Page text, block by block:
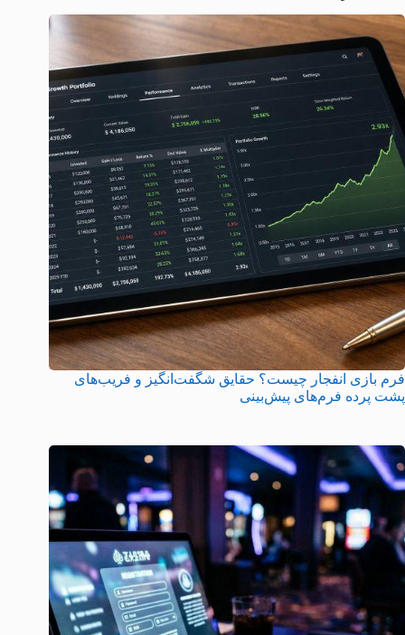
فرم بازی انفجار چیست؟ حقایق شگفت‌انگیز و فریب‌های
پشت پرده فرم‌های پیش‌بینی